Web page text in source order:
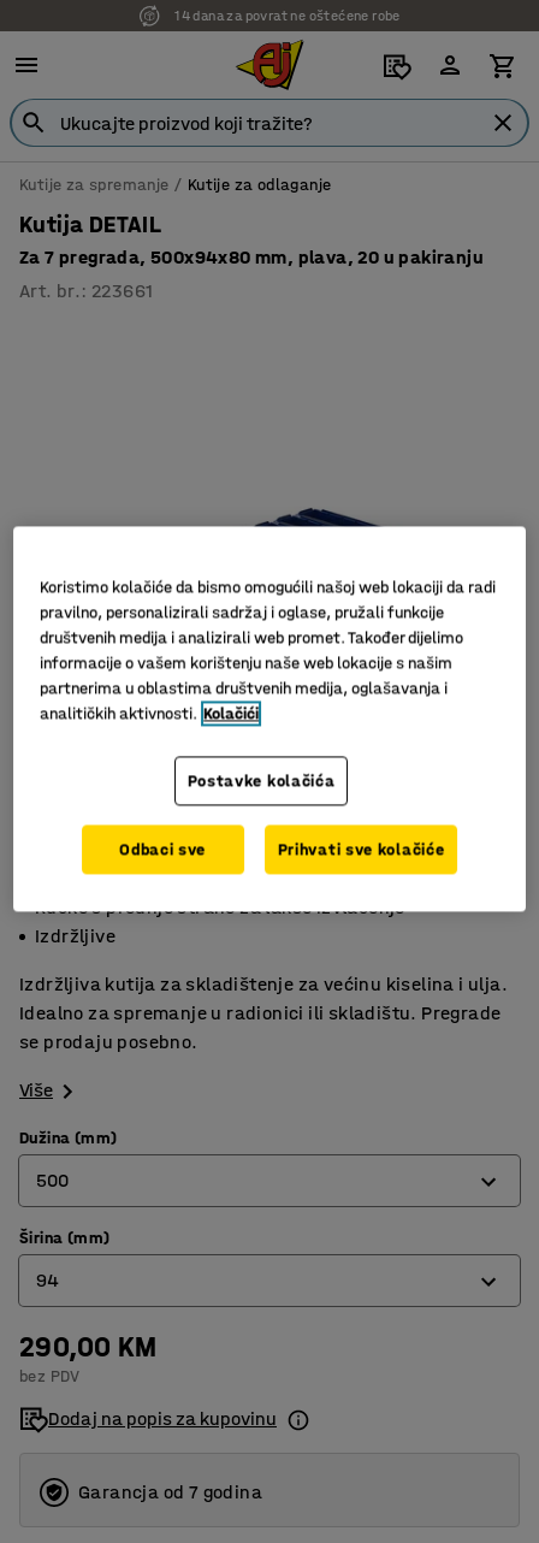
14 dana za povrat ne oštećene robe
Kutije za spremanje Kutije za odlaganje
Kutija DETAIL
Za 7 pregrada, 500x94x80 mm, plava, 20 u pakiranju
Art. br. : 223661
Izvrsno za spremanje manjih predmeta u različitim
okruženjima
Ručke s prednje strane za lakše izvlačenje
Izdržljive
Izdržljiva kutija za skladištenje za većinu kiselina i ulja.
Idealno za spremanje u radionici ili skladištu. Pregrade
se prodaju posebno.
Više
Dužina (mm)
500
300
400
500
Širina (mm)
94
94
188
290,00 KM
bez PDV
Dodaj na popis za kupovinu
Garancja od 7 godina
Koristimo kolačiće da bismo omogućili našoj web lokaciji da radi
pravilno, personalizirali sadržaj i oglase, pružali funkcije
društvenih medija i analizirali web promet. Također dijelimo
informacije o vašem korištenju naše web lokacije s našim
partnerima u oblastima društvenih medija, oglašavanja i
analitičkih aktivnosti. Kolačići
Postavke kolačića
Odbaci sve Prihvati sve kolačiće